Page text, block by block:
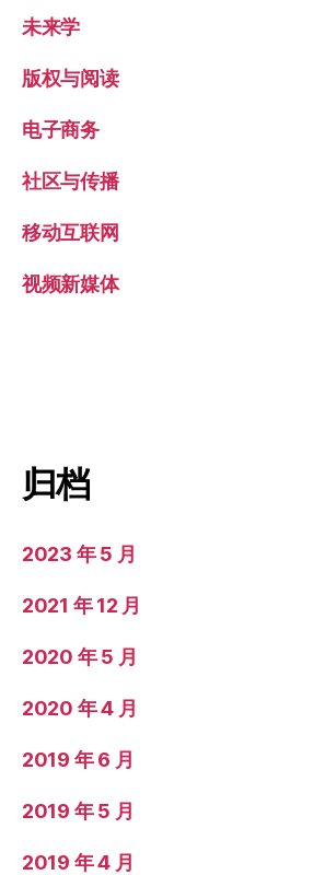
未来学
版权与阅读
电子商务
社区与传播
移动互联网
视频新媒体
归档
2023 年 5 月
2021 年 12 月
2020 年 5 月
2020 年 4 月
2019 年 6 月
2019 年 5 月
2019 年 4 月